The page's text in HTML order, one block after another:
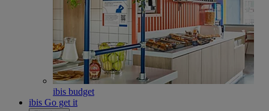
ibis budget
ibis Go get it